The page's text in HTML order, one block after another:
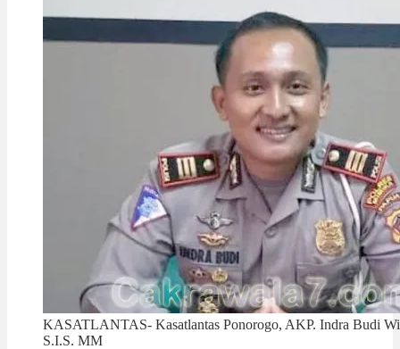
KASATLANTAS- Kasatlantas Ponorogo, AKP. Indra Budi
S.I.S. MM